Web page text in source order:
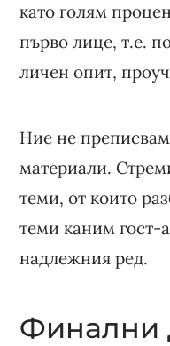
като голям
първо лице, т.е.
личен опит,
Ние не
материали.
теми, от които
теми каним гост-
надлежния ред.
Финални